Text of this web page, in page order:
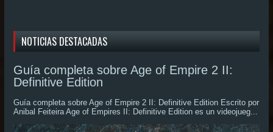
NOTICIAS DESTACADAS
Guía completa sobre Age of Empire 2 II:
Definitive Edition
Guía completa sobre Age of Empire 2 II: Definitive Edition Escrito por
Anibal Feiteira Age of Empires II: Definitive Edition es un videojueg...